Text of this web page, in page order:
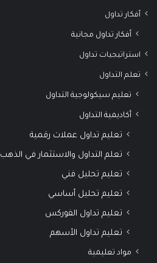
أفكار تداول
أفكار تداول مجانية
استراتيجيات تداول
تعلم التداول
تعليم سيكولوجية التداول
أكاديمية التداول
تعليم تداول عملات رقمية
تعلم التداول والاستثمار في الذهب
تعليم تحليل فني
تعليم تحليل أساسي
تعليم تداول الفوركس
تعليم تداول الأسهم
مواد تعليمية